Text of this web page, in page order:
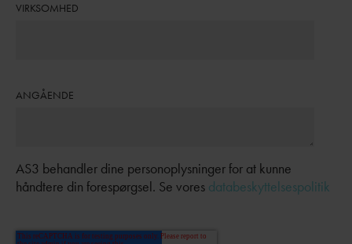
VIRKSOMHED
ANGÅENDE
AS3 behandler dine personoplysninger for at kunne
håndtere din forespørgsel. Se vores databeskyttelsespolitik